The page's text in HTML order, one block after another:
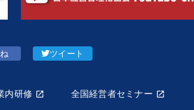
ツイート
内研修 全国経営者セミナー